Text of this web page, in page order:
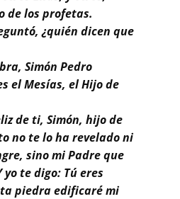
de los profetas.
¿quién dicen que
Simón Pedro
el Mesías, el Hijo de
de ti, Simón, hijo de
no te lo ha revelado ni
sino mi Padre que
te digo: Tú eres
piedra edificaré mi